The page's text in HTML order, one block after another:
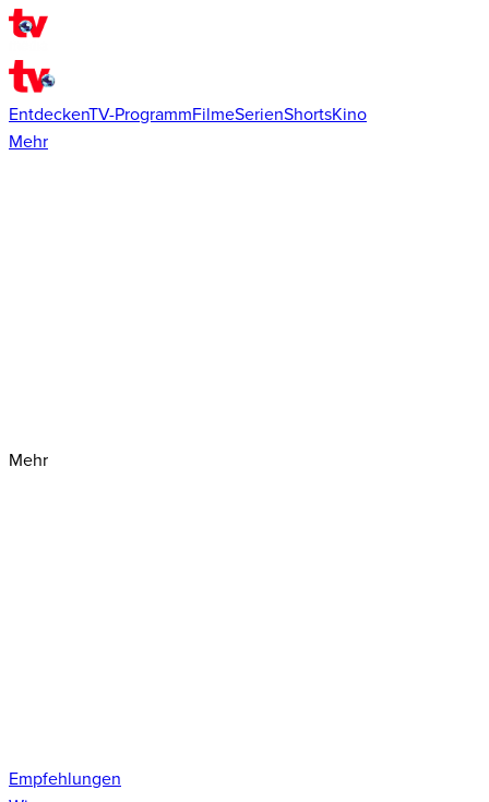
EntdeckenTV-ProgrammFilmeSerienShortsKino
Mehr
Mehr
Empfehlungen